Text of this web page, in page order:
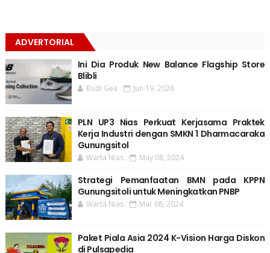
ADVERTORIAL
Ini Dia Produk New Balance Flagship Store
Blibli
Budi Gea Jun 19, 2026
PLN UP3 Nias Perkuat Kerjasama Praktek
Kerja Industri dengan SMKN 1 Dharmacaraka
Gunungsitol
Warta Nias May 08, 2024
Strategi Pemanfaatan BMN pada KPPN
Gunungsitoli untuk Meningkatkan PNBP
Warta Nias Mar 08, 2024
Paket Piala Asia 2024 K-Vision Harga Diskon
di Pulsapedia